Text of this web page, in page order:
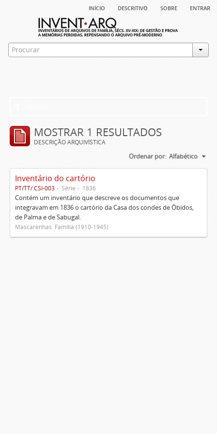
início descritivo sobre entrar
MOSTRAR 1 RESULTADOS
DESCRIÇÃO ARQUIVÍSTICA
Ordenar por: Alfabético
Inventário do cartório
PT/TT/ CSI-003 Série 1836
Contém um inventário que descreve os documentos que
integravam em 1836 o cartório da Casa dos condes de Óbidos,
de Palma e de Sabugal.
Mascarenhas. Família (1910-1945)